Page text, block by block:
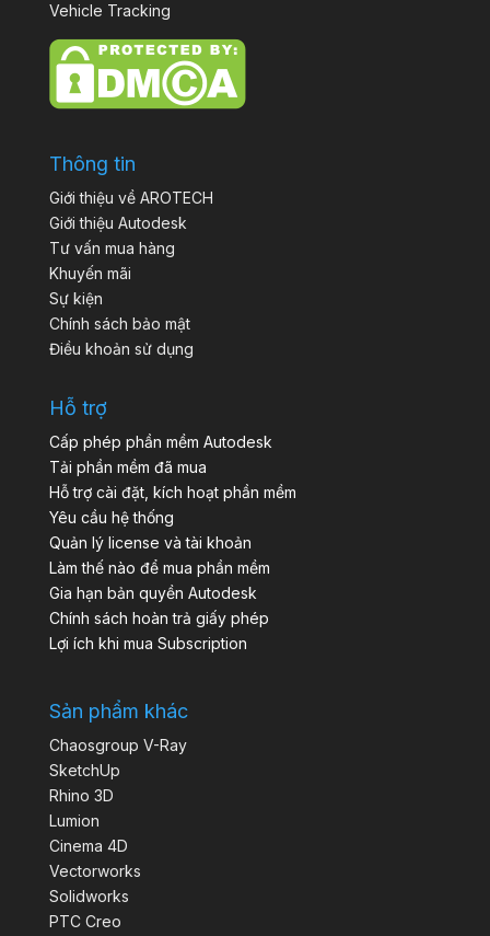
Vehicle Tracking
Thông tin
Giới thiệu về AROTECH
Giới thiệu Autodesk
Tư vấn mua hàng
Khuyến mãi
Sự kiện
Chính sách bảo mật
Điều khoản sử dụng
Hỗ trợ
Cấp phép phần mềm Autodesk
Tải phần mềm đã mua
Hỗ trợ cài đặt, kích hoạt phần mềm
Yêu cầu hệ thống
Quản lý license và tài khoản
Làm thế nào để mua phần mềm
Gia hạn bản quyền Autodesk
Chính sách hoàn trả giấy phép
Lợi ích khi mua Subscription
Sản phẩm khác
Chaosgroup V-Ray
SketchUp
Rhino 3D
Lumion
Cinema 4D
Vectorworks
Solidworks
PTC Creo